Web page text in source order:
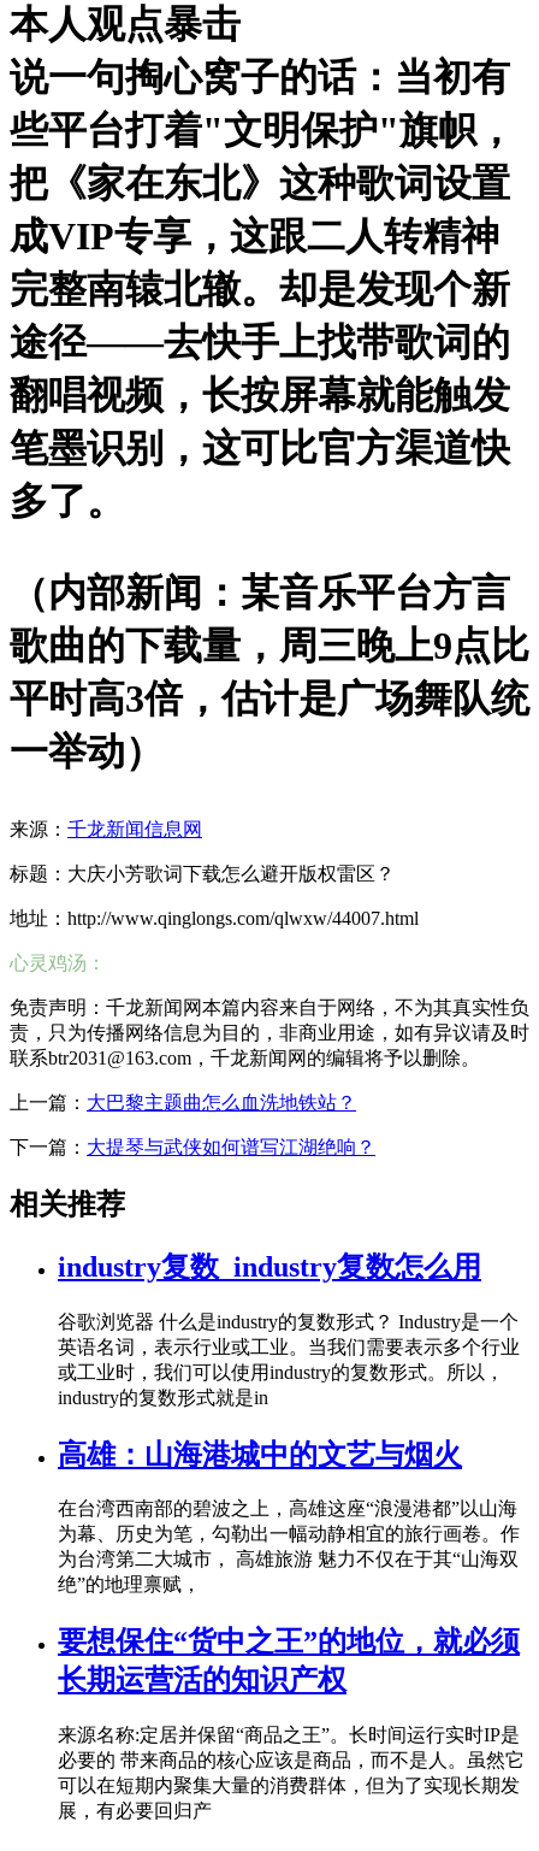
本人观点暴击
说一句掏心窝子的话：当初有
些平台打着"文明保护"旗帜，
把《家在东北》这种歌词设置
成VIP专享，这跟二人转精神
完整南辕北辙。却是发现个新
途径——去快手上找带歌词的
翻唱视频，长按屏幕就能触发
笔墨识别，这可比官方渠道快
多了。
（内部新闻：某音乐平台方言
歌曲的下载量，周三晚上9点比
平时高3倍，估计是广场舞队统
一举动）
来源： 千龙新闻信息网
标题：大庆小芳歌词下载怎么避开版权雷区？
地址：http://www.qinglongs.com/qlwxw/44007.html
心灵鸡汤：
免责声明：千龙新闻网本篇内容来自于网络，不为其真实性负
责，只为传播网络信息为目的，非商业用途，如有异议请及时
联系btr2031@163.com，千龙新闻网的编辑将予以删除。
上一篇： 大巴黎主题曲怎么血洗地铁站？
下一篇： 大提琴与武侠如何谱写江湖绝响？
相关推荐
industry复数_industry复数怎么用
谷歌浏览器 什么是industry的复数形式？ Industry是一个
英语名词，表示行业或工业。当我们需要表示多个行业
或工业时，我们可以使用industry的复数形式。所以，
industry的复数形式就是in
高雄：山海港城中的文艺与烟火
在台湾西南部的碧波之上，高雄这座“浪漫港都”以山海
为幕、历史为笔，勾勒出一幅动静相宜的旅行画卷。作
为台湾第二大城市， 高雄旅游 魅力不仅在于其“山海双
绝”的地理禀赋，
要想保住“货中之王”的地位，就必须
长期运营活的知识产权
来源名称:定居并保留“商品之王”。长时间运行实时IP是
必要的 带来商品的核心应该是商品，而不是人。虽然它
可以在短期内聚集大量的消费群体，但为了实现长期发
展，有必要回归产